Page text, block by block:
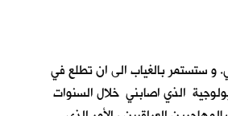
ستستمر بالغياب الى ان تطلع في
الذي اصابني خلال السنوات